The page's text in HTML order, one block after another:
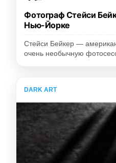
Фотограф Стейси
Нью-Йорке
Стейси Бейкер —
очень необычную
DARK ART